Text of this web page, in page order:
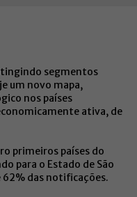
segmentos
um novo mapa,
nos países
ativa, de
primeiros países do
para o Estado de São
62% das notificações.